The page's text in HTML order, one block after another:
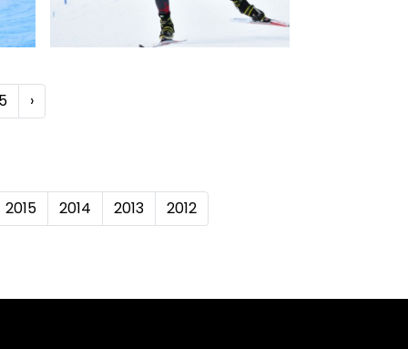
›
2015 2014 2013 2012